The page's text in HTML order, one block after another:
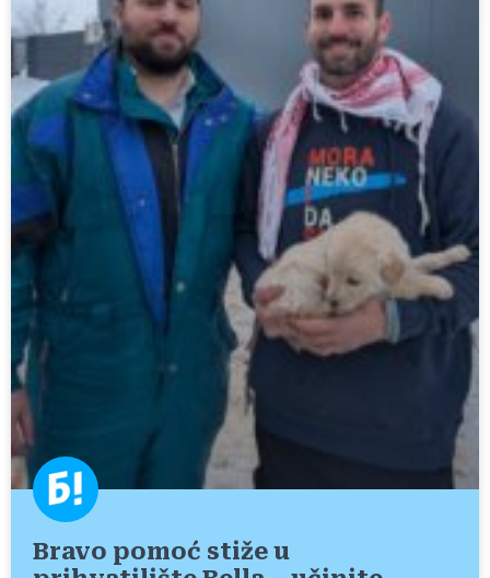
Bravo pomoć stiže u